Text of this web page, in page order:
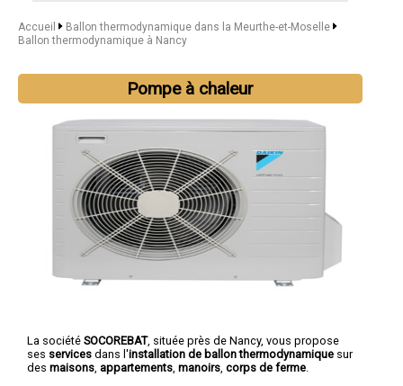
Accueil
Ballon thermodynamique dans la Meurthe-et-Moselle
Ballon thermodynamique à Nancy
Pompe à chaleur
La société SOCOREBAT, située près de Nancy, vous propose
ses services dans l'installation de ballon thermodynamique sur
des maisons appartements manoirs corps de ferme